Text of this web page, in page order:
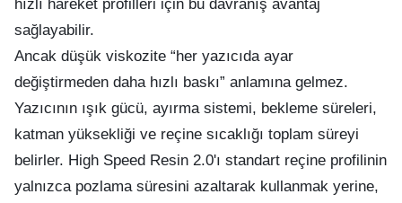
hızlı hareket profilleri için bu davranış avantaj
sağlayabilir.
Ancak düşük viskozite “her yazıcıda ayar
değiştirmeden daha hızlı baskı” anlamına gelmez.
Yazıcının ışık gücü, ayırma sistemi, bekleme süreleri,
katman yüksekliği ve reçine sıcaklığı toplam süreyi
belirler. High Speed Resin 2.0'ı standart reçine profilinin
yalnızca pozlama süresini azaltarak kullanmak yerine,